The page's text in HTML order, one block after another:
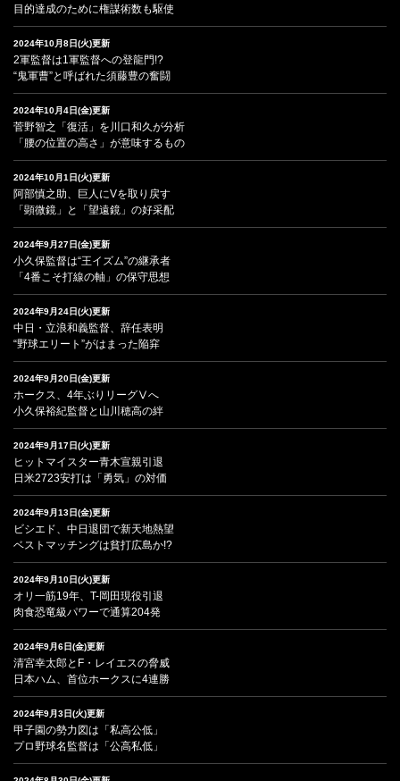
目的達成のために権謀術数も駆使
2024年10月8日(火)更新
2軍監督は1軍監督への登龍門!?
“鬼軍曹”と呼ばれた須藤豊の奮闘
2024年10月4日(金)更新
菅野智之「復活」を川口和久が分析
「腰の位置の高さ」が意味するもの
2024年10月1日(火)更新
阿部慎之助、巨人にVを取り戻す
「顕微鏡」と「望遠鏡」の好采配
2024年9月27日(金)更新
小久保監督は“王イズム”の継承者
「4番こそ打線の軸」の保守思想
2024年9月24日(火)更新
中日・立浪和義監督、辞任表明
“野球エリート”がはまった陥穽
2024年9月20日(金)更新
ホークス、4年ぶりリーグⅤへ
小久保裕紀監督と山川穂高の絆
2024年9月17日(火)更新
ヒットマイスター青木宣親引退
日米2723安打は「勇気」の対価
2024年9月13日(金)更新
ビシエド、中日退団で新天地熱望
ベストマッチングは貧打広島か!?
2024年9月10日(火)更新
オリ一筋19年、T-岡田現役引退
肉食恐竜級パワーで通算204発
2024年9月6日(金)更新
清宮幸太郎とF・レイエスの脅威
日本ハム、首位ホークスに4連勝
2024年9月3日(火)更新
甲子園の勢力図は「私高公低」
プロ野球名監督は「公高私低」